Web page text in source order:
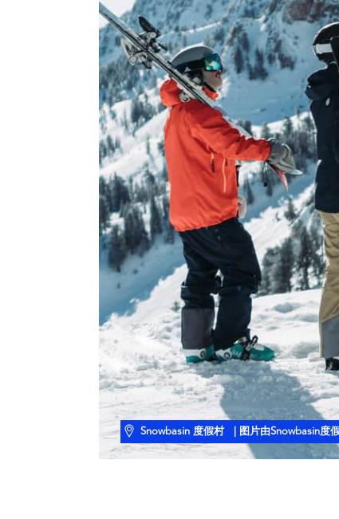
Snowbasin 度假村 | 图片由Snowbasin度